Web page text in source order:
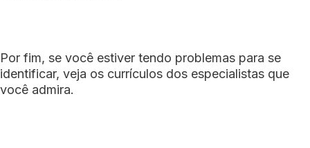
Por fim, se você estiver tendo problemas para se
identificar, veja os currículos dos especialistas que
você admira.